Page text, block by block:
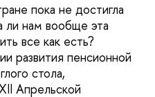
пока не достигла
нам вообще эта
все как есть?
развития пенсионной
стола,
Апрельской